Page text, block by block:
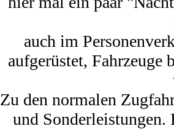
auch im
aufgerüstet, Fahrzeuge
Zu den normalen
und Sonderleistungen.